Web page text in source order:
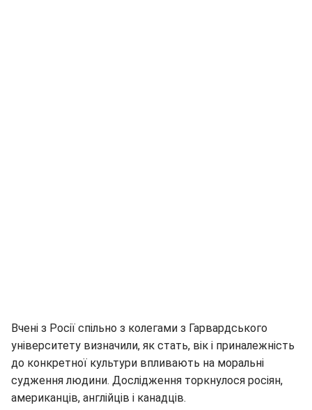
Вчені з Росії спільно з колегами з Гарвардського
університету визначили, як стать, вік і приналежність
до конкретної культури впливають на моральні
судження людини. Дослідження торкнулося росіян,
американців, англійців і канадців.